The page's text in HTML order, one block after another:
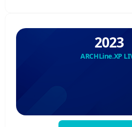
2023
ARCHLine.XP